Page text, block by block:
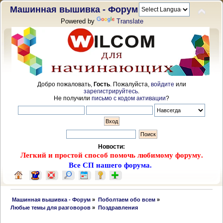
Машинная вышивка - Форум
Powered by Translate
Добро пожаловать, Гость. Пожалуйста, войдите или
зарегистрируйтесь
Не получили письмо с кодом активации?
Новости:
Легкий и простой способ помочь любимому форуму.
Все СП нашего форума.
Машинная вышивка - Форум » Поболтаем обо всем»
Любые темы для разговоров » Поздравления